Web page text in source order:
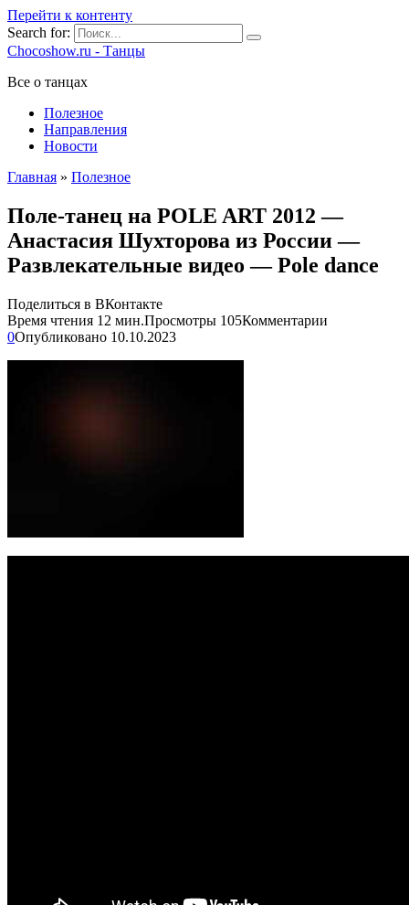
Перейти к контенту
Search for:
Chocoshow.ru - Танцы
Все о танцах
Полезное
Направления
Новости
Главная » Полезное
Поле-танец на POLE ART 2012 —
Анастасия Шухторова из России —
Развлекательные видео — Pole dance
Поделиться в ВКонтакте
Время чтения 12 мин.Просмотры 105Комментарии
0Опубликовано 10.10.2023